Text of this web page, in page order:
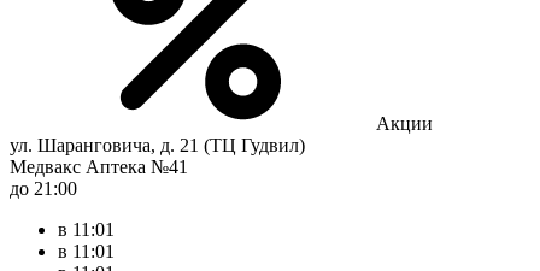
Акции
ул. Шаранговича, д. 21 (ТЦ Гудвил)
Медвакс Аптека №41
до 21:00
в 11:01
в 11:01